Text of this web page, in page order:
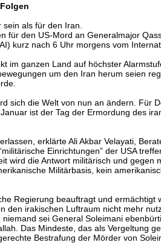
als für den Iran.
den US-Mord an Generalmajor
kurz nach 6 Uhr morgens vom
im ganzen Land auf höchster
um den Iran herum seien
sich die Welt von nun an ändern. Für
ist der Tag der Ermordung des
erklärte Ali Akbar Velayati,
Einrichtungen” der USA
die Antwort militärisch und gegen
Militärbasis, kein
Regierung beauftragt und
den irakischen Luftraum nicht mehr
sei General Soleimani
Das Mindeste, das als Vergeltung
Bestrafung der Mörder von